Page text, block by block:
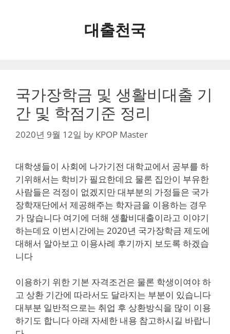
대출천국
국가장학금 및 생활비대출 기
간 및 학점기준 정리
2020년 9월 12일 by KPOP Master
대학생들이 사회에 나가기전 대학교에서 공부를 하
기위해서는 학비가 필요한데요 물론 집안이 부유한
사람들은 걱정이 없겠지만 대부분의 가정들은 국가
장학재단에서 제공해주는 학자금을 이용하는 경우
가 많습니다 여기에 더해 생활비대출이라고 이야기
하는데요 이번시간에는 2020년 국가장학금 제도에
대해서 알아보고 이용사례 후기까지 보도록 하겠습
니다
이용하기 위한 기본 자격조건은 물론 학생이여야 하
고 상환 기간에 따라서도 달라지는 부분이 있습니다
대부분 일반적으로는 취업 후 상환방식을 많이 이용
하기도 합니다 아래 자세한 내용 참고하시길 바랍니